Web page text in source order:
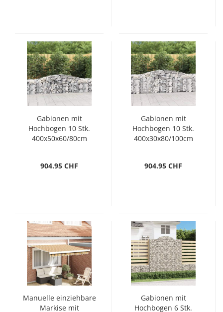
Gabionen mit
Hochbogen 10 Stk.
400x50x60/80cm
904.95 CHF
Gabionen mit
Hochbogen 10 Stk.
400x30x80/100cm
904.95 CHF
Manuelle einziehbare
Markise mit
Gabionen mit
Hochbogen 6 Stk.